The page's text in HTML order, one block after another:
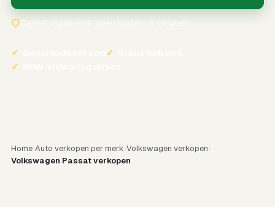
✓ ✓
✓
Home Auto verkopen per merk Volkswagen verkopen
Volkswagen Passat verkopen